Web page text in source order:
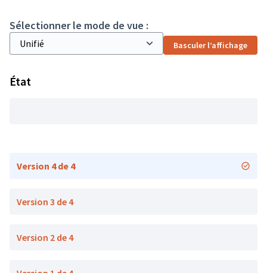
Sélectionner le mode de vue :
Basculer l’affichage
État
Version 4 de 4
Version 3 de 4
Version 2 de 4